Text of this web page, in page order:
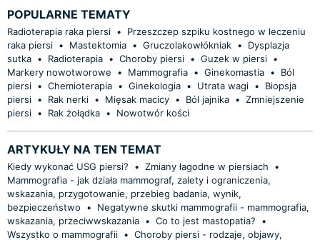
POPULARNE TEMATY
Radioterapia raka piersi •
Przeszczep szpiku kostnego w leczeniu
raka piersi • Mastektomia • Gruczolakowłókniak •
Dysplazja
sutka • Radioterapia • Choroby piersi • Guzek w piersi •
Markery nowotworowe
• Mammografia • Ginekomastia •
Ból
piersi • Chemioterapia • Ginekologia • Utrata wagi •
Biopsja
piersi • Rak nerki • Mięsak macicy • Ból jajnika • Zmniejszenie
piersi • Rak żołądka • Nowotwór kości
ARTYKUŁY NA TEN TEMAT
Kiedy wykonać USG piersi? • Zmiany łagodne w piersiach
•
Mammografia - jak działa mammograf, zalety i ograniczenia,
wskazania, przygotowanie, przebieg badania, wynik,
bezpieczeństwo
•
Negatywne skutki mammografii - mammografia,
wskazania, przeciwwskazania • Co to jest mastopatia?
•
Wszystko o mammografii • Choroby piersi - rodzaje, objawy,